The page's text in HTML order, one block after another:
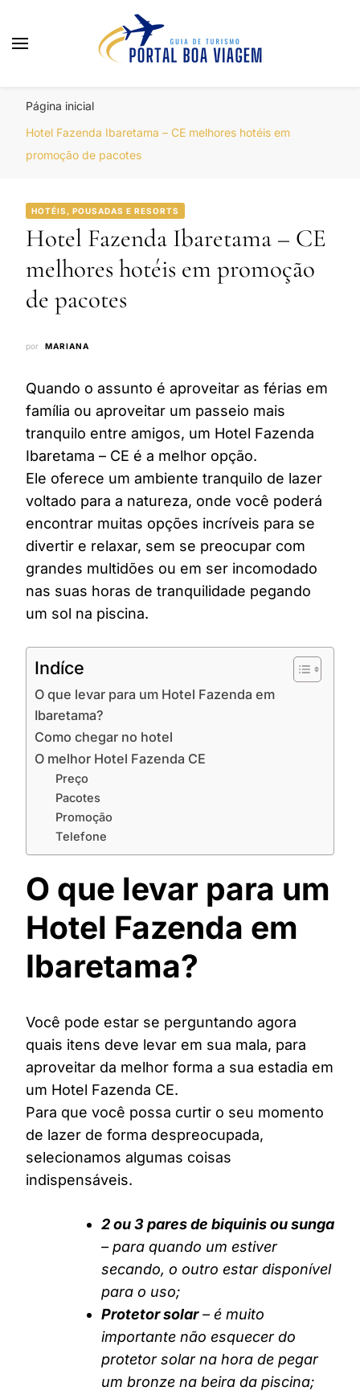
Página inicial
Hotel Fazenda Ibaretama – CE melhores hotéis em
promoção de pacotes
HOTÉIS, POUSADAS E RESORTS
Hotel Fazenda Ibaretama – CE
melhores hotéis em promoção
de pacotes
por MARIANA
Quando o assunto é aproveitar as férias em
família ou aproveitar um passeio mais
tranquilo entre amigos, um Hotel Fazenda
Ibaretama – CE é a melhor opção.
Ele oferece um ambiente tranquilo de lazer
voltado para a natureza, onde você poderá
encontrar muitas opções incríveis para se
divertir e relaxar, sem se preocupar com
grandes multidões ou em ser incomodado
nas suas horas de tranquilidade pegando
um sol na piscina.
Indíce
O que levar para um Hotel Fazenda em
Ibaretama?
Como chegar no hotel
O melhor Hotel Fazenda CE
Preço
Pacotes
Promoção
Telefone
O que levar para um
Hotel Fazenda em
Ibaretama?
Você pode estar se perguntando agora
quais itens deve levar em sua mala, para
aproveitar da melhor forma a sua estadia em
um Hotel Fazenda CE.
Para que você possa curtir o seu momento
de lazer de forma despreocupada,
selecionamos algumas coisas
indispensáveis.
2 ou 3 pares de biquinis ou sunga
– para quando um estiver
secando, o outro estar disponível
para o uso;
Protetor solar– é muito
importante não esquecer do
protetor solar na hora de pegar
um bronze na beira da piscina;